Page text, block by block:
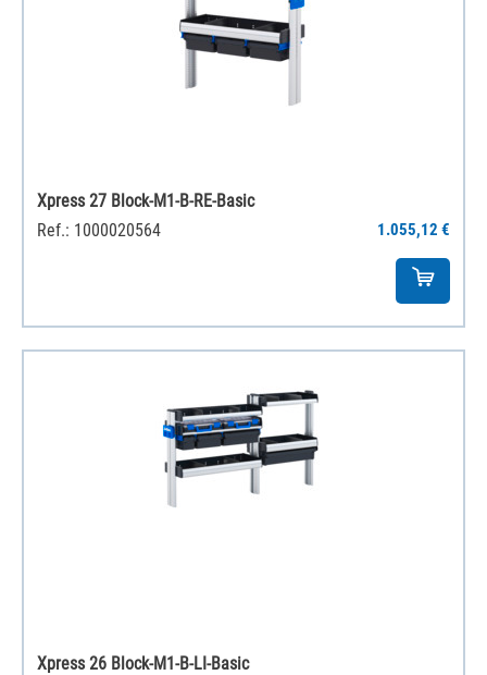
Xpress 27 Block-M1-B-RE-Basic
Ref.: 1000020564
1.055,12 €
Xpress 26 Block-M1-B-LI-Basic